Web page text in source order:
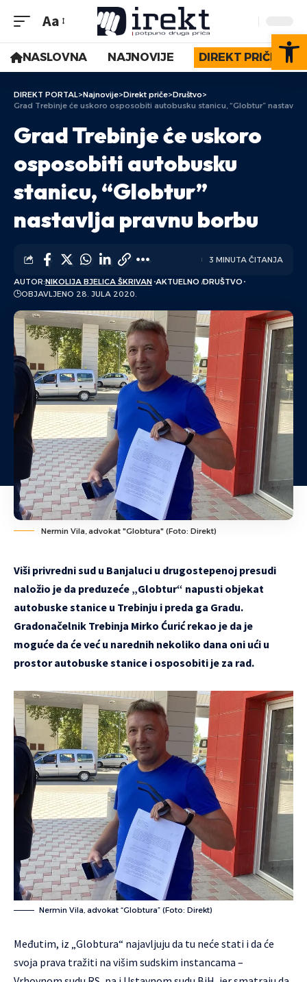
Aa
NASLOVNA NAJNOVIJE DIREKT PRIČE
DIREKT PORTAL>Najnovije>Direkt priče>Društvo>
Grad Trebinje će uskoro osposobiti autobusku stanicu, “Globtur” nastavlja
Grad Trebinje će uskoro
osposobiti autobusku
stanicu, “Globtur”
nastavlja pravnu borbu
AUTOR:NIKOLIJA BJELICA ŠKRIVAN AKTUELNO DRUŠTVO
OBJAVLJENO 28. JULA 2020.
3 MINUTA ČITANJA
Nermin Vila, advokat "Globtura" (Foto: Direkt)
Viši privredni sud u Banjaluci u drugostepenoj presudi
naložio je da preduzeće „Globtur“ napusti objekat
autobuske stanice u Trebinju i preda ga Gradu.
Gradonačelnik Trebinja Mirko Ćurić rekao je da je
moguće da će već u narednih nekoliko dana oni ući u
prostor autobuske stanice i osposobiti je za rad.
Nermin Vila, advokat “Globtura” (Foto: Direkt)
Međutim, iz „Globtura“ najavljuju da tu neće stati i da će
svoja prava tražiti na višim sudskim instancama –